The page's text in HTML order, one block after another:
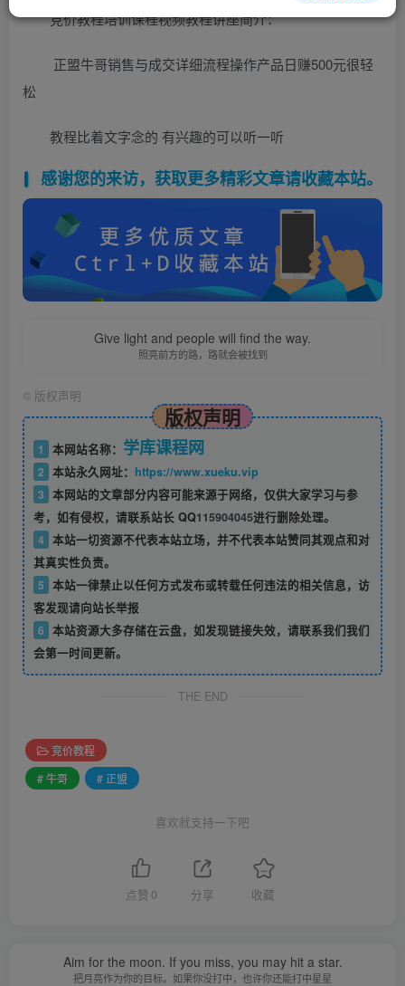
竞价教程培训课程视频教程讲座简介：
正盟牛哥销售与成交详细流程操作产品日赚500元很轻
松
教程比着文字念的 有兴趣的可以听一听
感谢您的来访，获取更多精彩文章请收藏本站。
Give light and people will find the way.
照亮前方的路，路就会被找到
© 版权声明
版权声明
1 本网站名称： 学库课程网
2 本站永久网址： https://www.xueku.vip
3 本网站的文章部分内容可能来源于网络，仅供大家学习与参
考，如有侵权，请联系站长 QQ115904045进行删除处理。
4 本站一切资源不代表本站立场，并不代表本站赞同其观点和对
其真实性负责。
5 本站一律禁止以任何方式发布或转载任何违法的相关信息，访
客发现请向站长举报
6 本站资源大多存储在云盘，如发现链接失效，请联系我们我们
会第一时间更新。
THE END
竞价教程
# 牛哥
# 正盟
喜欢就支持一下吧
点赞 0 分享 收藏
Aim for the moon. If you miss, you may hit a star.
把月亮作为你的目标。如果你没打中，也许你还能打中星星